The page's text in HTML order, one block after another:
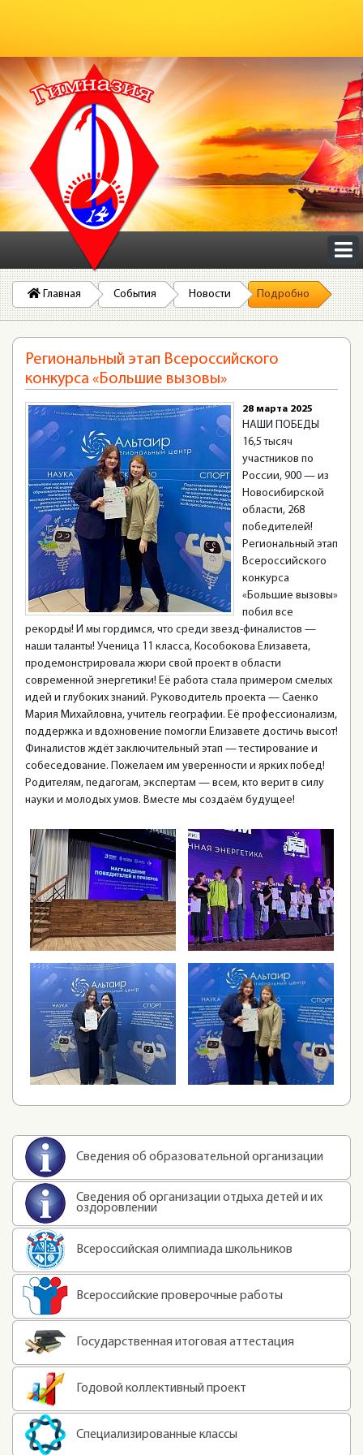
Главная События Новости Подробно
Региональный этап Всероссийского
конкурса «Большие вызовы»
28 марта 2025
НАШИ ПОБЕДЫ
16,5 тысяч
участников по
России, 900 — из
Новосибирской
области, 268
победителей!
Региональный этап
Всероссийского
конкурса
«Большие вызовы»
побил все
рекорды! И мы гордимся, что среди звезд-финалистов —
наши таланты! Ученица 11 класса, Кособокова Елизавета,
продемонстрировала жюри свой проект в области
современной энергетики! Её работа стала примером смелых
идей и глубоких знаний. Руководитель проекта — Саенко
Мария Михайловна, учитель географии. Её профессионализм,
поддержка и вдохновение помогли Елизавете достичь высот!
Финалистов ждёт заключительный этап — тестирование и
собеседование. Пожелаем им уверенности и ярких побед!
Родителям, педагогам, экспертам — всем, кто верит в силу
науки и молодых умов. Вместе мы создаём будущее!
Сведения об образовательной организации
Сведения об организации отдыха детей и их
оздоровлении
Всероссийская олимпиада школьников
Всероссийские проверочные работы
Государственная итоговая аттестация
Годовой коллективный проект
Специализированные классы